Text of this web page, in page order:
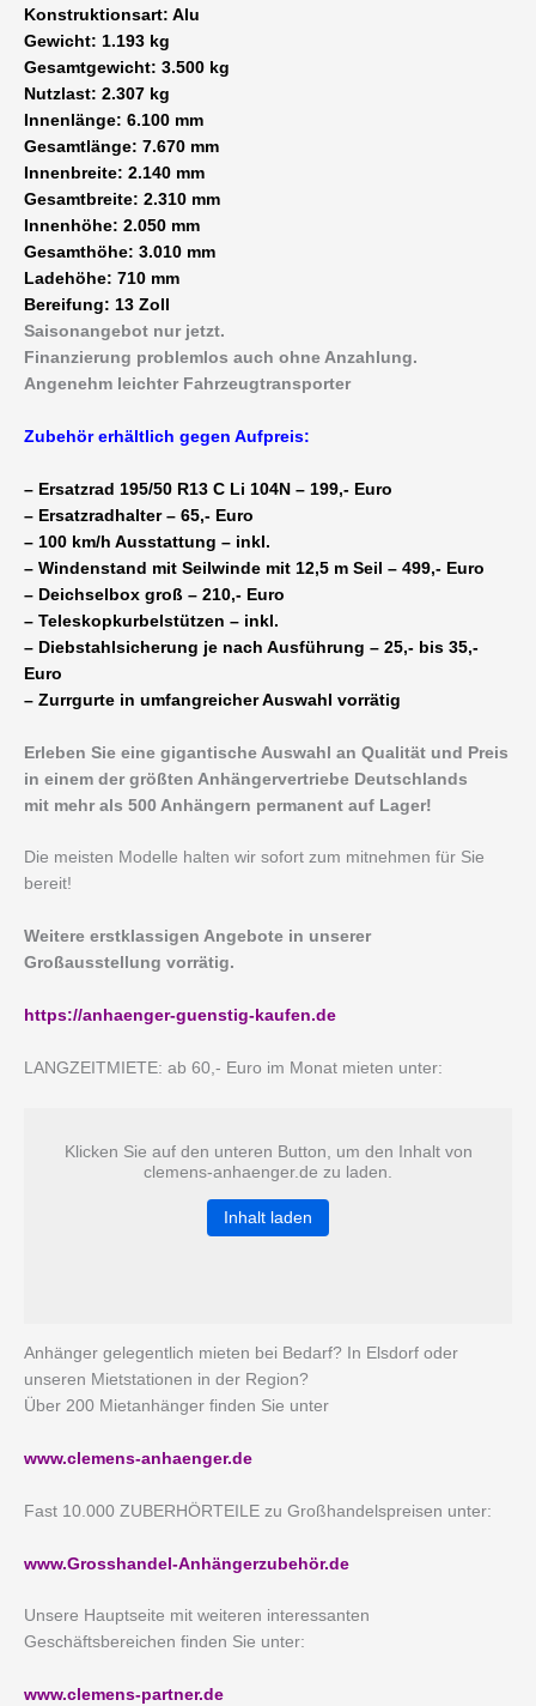
Konstruktionsart: Alu
Gewicht: 1.193 kg
Gesamtgewicht: 3.500 kg
Nutzlast: 2.307 kg
Innenlänge: 6.100 mm
Gesamtlänge: 7.670 mm
Innenbreite: 2.140 mm
Gesamtbreite: 2.310 mm
Innenhöhe: 2.050 mm
Gesamthöhe: 3.010 mm
Ladehöhe: 710 mm
Bereifung: 13 Zoll
Saisonangebot nur jetzt.
Finanzierung problemlos auch ohne Anzahlung.
Angenehm leichter Fahrzeugtransporter
Zubehör erhältlich gegen Aufpreis:
– Ersatzrad 195/50 R13 C Li 104N – 199,- Euro
– Ersatzradhalter – 65,- Euro
– 100 km/h Ausstattung – inkl.
– Windenstand mit Seilwinde mit 12,5 m Seil – 499,- Euro
– Deichselbox groß – 210,- Euro
– Teleskopkurbelstützen – inkl.
– Diebstahlsicherung je nach Ausführung – 25,- bis 35,-
Euro
– Zurrgurte in umfangreicher Auswahl vorrätig
Erleben Sie eine gigantische Auswahl an Qualität und Preis
in einem der größten Anhängervertriebe Deutschlands
mit mehr als 500 Anhängern permanent auf Lager!
Die meisten Modelle halten wir sofort zum mitnehmen für Sie
bereit!
Weitere erstklassigen Angebote in unserer
Großausstellung vorrätig.
https://anhaenger-guenstig-kaufen.de
LANGZEITMIETE: ab 60,- Euro im Monat mieten unter:
Klicken Sie auf den unteren Button, um den Inhalt von
clemens-anhaenger.de zu laden.
Inhalt laden
Anhänger gelegentlich mieten bei Bedarf? In Elsdorf oder
unseren Mietstationen in der Region?
Über 200 Mietanhänger finden Sie unter
www.clemens-anhaenger.de
Fast 10.000 ZUBERHÖRTEILE zu Großhandelspreisen unter:
www.Grosshandel-Anhängerzubehör.de
Unsere Hauptseite mit weiteren interessanten
Geschäftsbereichen finden Sie unter:
www.clemens-partner.de